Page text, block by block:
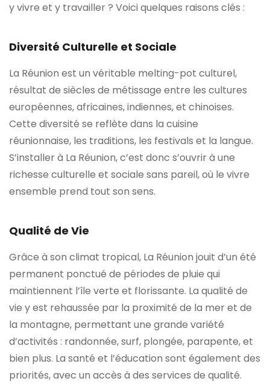
y vivre et y travailler ? Voici quelques raisons clés :
Diversité Culturelle et Sociale
La Réunion est un véritable melting-pot culturel,
résultat de siècles de métissage entre les cultures
européennes, africaines, indiennes, et chinoises.
Cette diversité se reflète dans la cuisine
réunionnaise, les traditions, les festivals et la langue.
S’installer à La Réunion, c’est donc s’ouvrir à une
richesse culturelle et sociale sans pareil, où le vivre
ensemble prend tout son sens.
Qualité de Vie
Grâce à son climat tropical, La Réunion jouit d’un été
permanent ponctué de périodes de pluie qui
maintiennent l’île verte et florissante. La qualité de
vie y est rehaussée par la proximité de la mer et de
la montagne, permettant une grande variété
d’activités : randonnée, surf, plongée, parapente, et
bien plus. La santé et l’éducation sont également des
priorités, avec un accès à des services de qualité.